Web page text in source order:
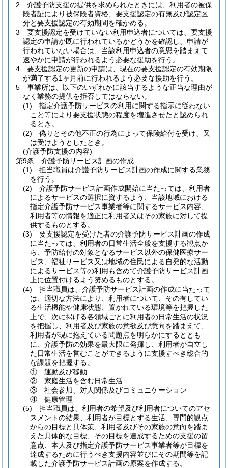
2
介護予防支援の提供を求められたときには、利用者の被保
険者証により被保険者資格、要支援認定の有無及び認定区
分と要支援認定の有効期間を確かめる。
3
要支援認定を受けていない利用申込者については、要支援
認定の申請が既に行われているかどうかを確認し、申請が
行われていない場合は、当該利用申込者の意思を踏まえて
速やかに申請が行われるよう必要な援助を行う。
4
要支援認定の更新の申請は、現在の要支援認定の有効期限
が満了する1ヶ月前に行われるよう必要な援助を行う。
5
事業所は、以下のいずれかに該当するような正当な理由が
なく業務の提供を拒否してはならない。
(1)
指定介護予防サービスの利用に関する指示に従わない
こと等により要支援状態の程度を増進させたと認められ
るとき。
(2)
偽りとその他不正の行為によって保険給付を受け、又
は受けようとしたとき。
(介護予防支援の内容)
第9条
介護予防サービス計画の作成
(1)
担当職員は介護予防サービス計画の作成に関する業務
を行う。
(2)
介護予防サービス計画作成開始に当たっては、利用者
によるサービスの選択に資するよう、当該地域における
指定介護予防サービス事業者等に関するサービス内容、
利用者等の情報を適正に利用者又はその家族に対して提
供するものとする。
(3)
要支援認定を受けた者の介護予防サービス計画の作成
に当たっては、利用者の日常生活全般を支援する観点か
ら、予防給付の対象となるサービス以外の保健医療サー
ビス、福祉サービス又は地域の住民による自発的な活動
によるサービス等の利用も含めて介護予防サービス計画
上に位置付けるよう努めるものとする。
(4)
担当職員は、介護予防サービス計画の作成に当たって
は、適切な方法により、利用者について、その有してい
る生活機能や健康状態、置かれている環境等を把握した
上で、次に掲げる各領域ごとに利用者の日常生活の状況
を把握し、利用者及び家族の意欲及び意向を踏まえて、
利用者が現に抱えている問題点を明らかにするととも
に、介護予防の効果を最大限に発揮し、利用者が自立し
た日常生活を営むことができるように支援すべき総合的
な課題を把握する。
①
運動及び移動
②
家庭生活を含む日常生活
③
社会参加、対人関係及びコミュニケーション
④
健康管理
(5)
担当職員は、利用者の希望及び利用者についてのアセ
スメントの結果、利用者が目標とする生活、専門的観点
からの目標と具体策、利用者及びその家族の意向を踏ま
えた具体的な目標、その目標を達成するための支援の留
意点、本人及び指定介護予防サービス事業者等が目標を
達成するために行うべき支援内容並びにその期間等を記
載した介護予防サービス計画の原案を作成する。